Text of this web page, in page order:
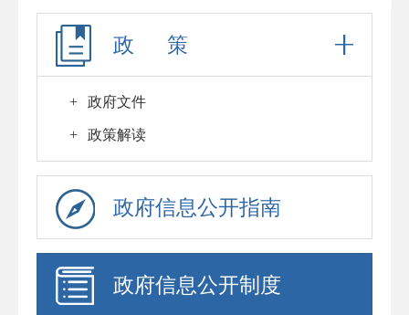
政 策
+ 政府文件
+ 政策解读
政府信息公开指南
政府信息公开制度